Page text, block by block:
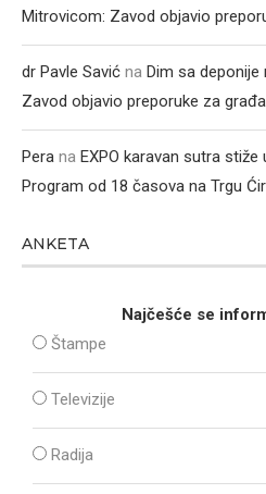
Mitrovicom: Zavod objavio
dr Pavle Savić na Dim sa
Zavod objavio preporuke za
Pera na EXPO karavan sutra
Program od 18 časova na Trgu
ANKETA
Najčešće se
Štampe
Televizije
Radija